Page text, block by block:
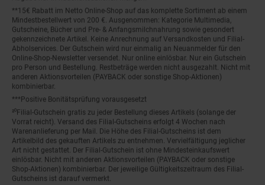
**15€ Rabatt im Netto Online-Shop auf das komplette Sortiment ab einem
Mindestbestellwert von 200 €. Ausgenommen: Kategorie Multimedia,
Gutscheine, Bücher und Pre- & Anfangsmilchnahrung sowie gesondert
gekennzeichnete Artikel. Keine Anrechnung auf Versandkosten und Filial-
Abholservices. Der Gutschein wird nur einmalig an Neuanmelder für den
Online-Shop-Newsletter versendet. Nur online einlösbar. Nur ein Gutschein
pro Person und Bestellung. Restbeträge werden nicht ausgezahlt. Nicht mit
anderen Aktionsvorteilen (PAYBACK oder sonstige Shop-Aktionen)
kombinierbar.
***Positive Bonitätsprüfung vorausgesetzt
²⁰Filial-Gutschein gratis zu jeder Bestellung dieses Artikels (solange der
Vorrat reicht). Versand des Filial-Gutscheins erfolgt 4 Wochen nach
Warenanlieferung per Mail. Die Höhe des Filial-Gutscheins ist dem
Artikelbild des gekauften Artikels zu entnehmen. Vervielfältigung jeglicher
Art nicht gestattet. Der Filial-Gutschein ist ohne Mindesteinkaufswert
einlösbar. Nicht mit anderen Aktionsvorteilen (PAYBACK oder sonstige
Shop-Aktionen) kombinierbar. Der jeweilige Gültigkeitszeitraum des Filial-
Gutscheins ist darauf vermerkt.